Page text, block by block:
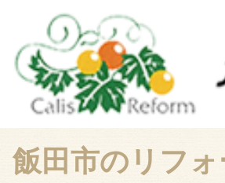
飯田市のリフ